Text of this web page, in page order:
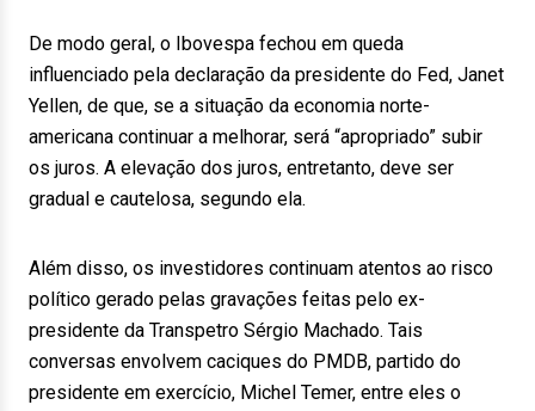
De modo geral, o Ibovespa fechou em queda
influenciado pela declaração da presidente do Fed, Janet
Yellen, de que, se a situação da economia norte-
americana continuar a melhorar, será “apropriado” subir
os juros. A elevação dos juros, entretanto, deve ser
gradual e cautelosa, segundo ela.
Além disso, os investidores continuam atentos ao risco
político gerado pelas gravações feitas pelo ex-
presidente da Transpetro Sérgio Machado. Tais
conversas envolvem caciques do PMDB, partido do
presidente em exercício, Michel Temer, entre eles o